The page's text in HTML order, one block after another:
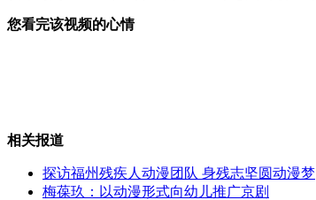
日首相要求自卫队准备"迎击"朝卫星
您看完该视频的心情
相关报道
探访福州残疾人动漫团队 身残志坚圆动漫梦
梅葆玖：以动漫形式向幼儿推广京剧